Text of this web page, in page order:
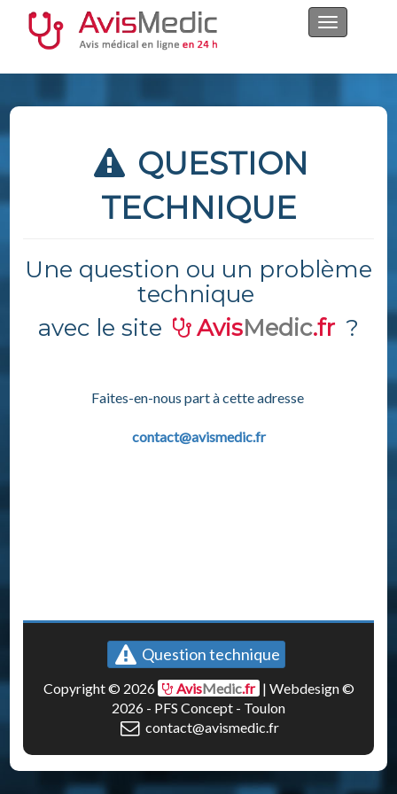
Navigation
QUESTION
TECHNIQUE
Une question ou un problème
technique
avec le site
AvisMedic.fr ?
Faites-en-nous part à cette adresse
contact@avismedic.fr
Question technique
Copyright © 2026 AvisMedic.fr | Webdesign ©
2026 - PFS Concept - Toulon
contact@avismedic.fr